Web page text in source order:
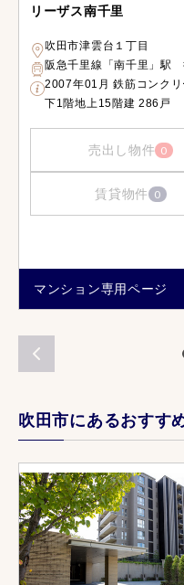
リーザス南千里
吹田市津雲台１丁目
阪急千里線「南千里」駅
2007年01月 鉄筋コンク
下1階地上15階建 286戸
売出し物件 0
賃貸物件 0
マンション専用ページ
吹田市にあるおすす